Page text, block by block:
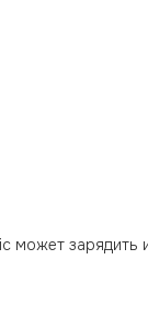
может зарядить